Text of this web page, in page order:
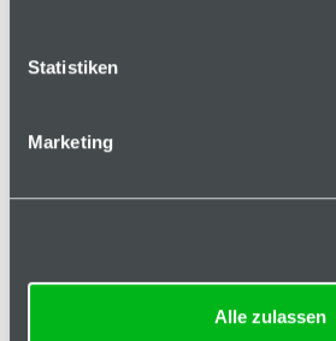
Statistiken
Marketing
Alle zulassen
Anordnung
A, B